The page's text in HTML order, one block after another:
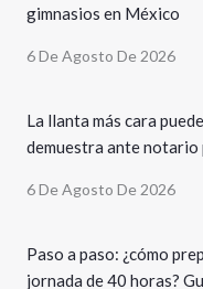
gimnasios en México
6 De Agosto De 2026
La llanta más cara
demuestra ante notario
6 De Agosto De 2026
Paso a paso: ¿cómo
jornada de 40 horas?